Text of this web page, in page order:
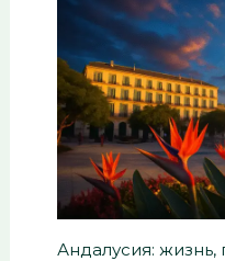
Андалусия: